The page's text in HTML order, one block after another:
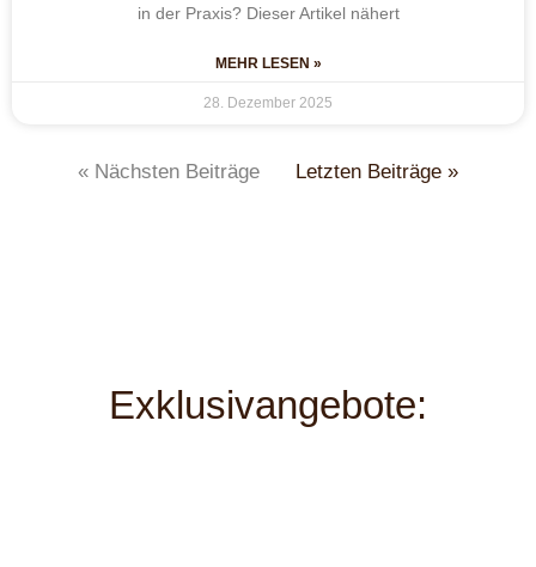
in der Praxis? Dieser Artikel nähert
MEHR LESEN »
28. Dezember 2025
« Nächsten Beiträge Letzten Beiträge »
Exklusivangebote: